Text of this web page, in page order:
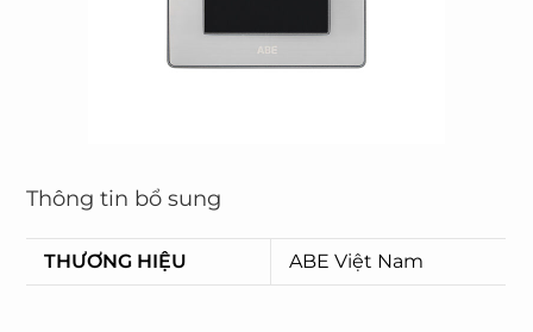
Thông tin bổ sung
THƯƠNG HIỆU ABE Việt Nam